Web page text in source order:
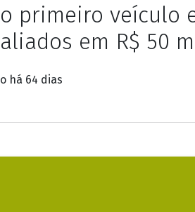
primeiro
em R$ 50
há 64 dias